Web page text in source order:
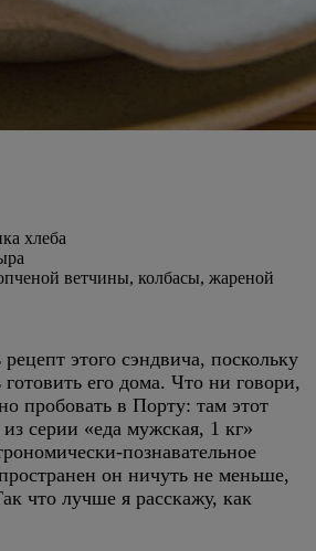
хлеба
ветчины, колбасы, жареной
этого сэндвича, поскольку
его дома. Что ни говори,
пробовать в Порту: там этот
серии «еда мужская, 1 кг»
познавательное
он ничуть не меньше,
что лучше я расскажу, как